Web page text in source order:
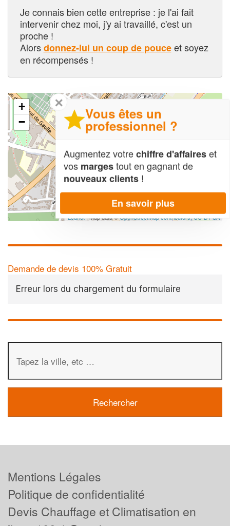
Je connais bien cette entreprise : je l'ai fait
intervenir chez moi, j'y ai travaillé, c'est un
proche !
Alorsdonnez-lui un coup de pouceet soyez
en récompensés !
+
−
Leaflet| Map data ©OpenStreetMap contributors,CC-BY-SA
Demande de devis 100% Gratuit
Erreur lors du chargement du formulaire
✕
Vous êtes un
professionnel ?
Augmentez votrechiffre d'affaireset
vos margestout en gagnant de
nouveaux clients !
En savoir plus
Mentions Légales
Politique de confidentialité
Devis Chauffage et Climatisation en